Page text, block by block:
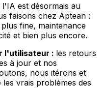
l'IA est désormais au
faisons chez Aptean :
fine, maintenance
et bien plus encore.
l'utilisateur : les retours
à jour et nos
nous itérons et
vrais problèmes des